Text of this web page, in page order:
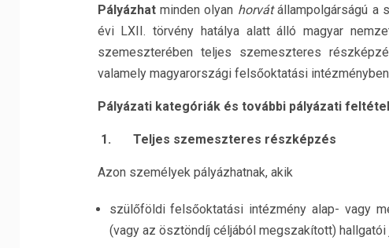
Pályázhatminden olyan horvátállampolgárságú a
évi LXII. törvény hatálya alatt álló magyar
szemeszterében teljes szemeszteres
valamely magyarországi felsőoktatási
Pályázati kategóriák és további pályázati
1. Teljes szemeszteres részképzés
Azon személyek pályázhatnak, akik
szülőföldi felsőoktatási intézmény alap- vagy
(vagy az ösztöndíj céljából megszakított)